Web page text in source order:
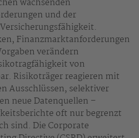
wachsenden
und der
Finanzmarktanforderungen
verändern
von
Risikoträger reagieren mit
Ausschlüssen, selektiver
neue Datenquellen –
oft nur begrenzt
sind. Die Corporate